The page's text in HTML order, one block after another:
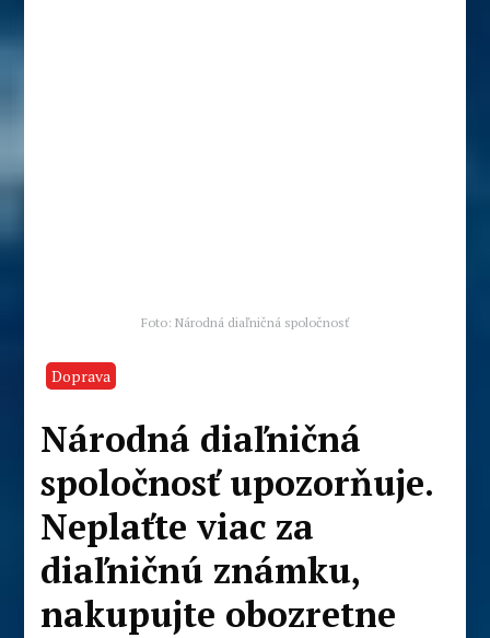
Foto: Národná diaľničná spoločnosť
Doprava
Národná diaľničná
spoločnosť upozorňuje.
Neplaťte viac za
diaľničnú známku,
nakupujte obozretne